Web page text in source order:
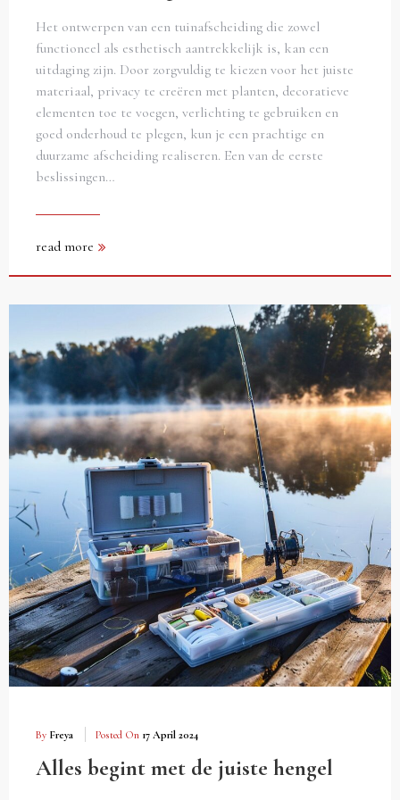
Het ontwerpen van een tuinafscheiding die zowel
functioneel als esthetisch aantrekkelijk is, kan een
uitdaging zijn. Door zorgvuldig te kiezen voor het juiste
materiaal, privacy te creëren met planten, decoratieve
elementen toe te voegen, verlichting te gebruiken en
goed onderhoud te plegen, kun je een prachtige en
duurzame afscheiding realiseren. Een van de eerste
beslissingen…
read more
By Freya Posted On 17 April 2024
Alles begint met de juiste hengel